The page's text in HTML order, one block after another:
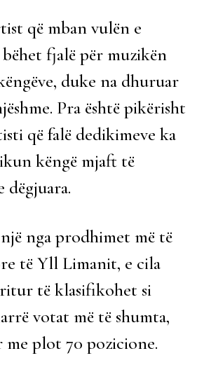
që mban vulën e
fjalë për muzikën
duke na dhuruar
Pra është pikërisht
që falë dedikimeve ka
këngë mjaft të
dëgjuara.
një nga prodhimet më të
të Yll Limanit, e cila
të klasifikohet si
votat më të shumta,
plot 70 pozicione.